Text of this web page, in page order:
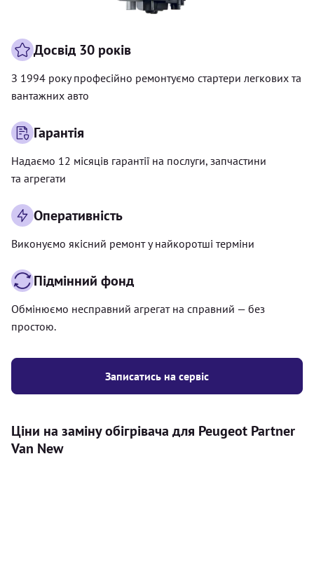
Записатись на сервіс
Досвід 30 років
З 1994 року професійно ремонтуємо стартери легкових та
вантажних авто
Гарантія
Надаємо 12 місяців гарантії на послуги, запчастини
та агрегати
Оперативність
Виконуємо якісний ремонт у найкоротші терміни
Підмінний фонд
Обмінюємо несправний агрегат на справний — без
простою.
Ціни на заміну обігрівача для Peugeot Partner
Van New